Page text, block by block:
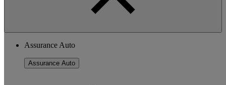
Assurance Auto
Assurance Auto